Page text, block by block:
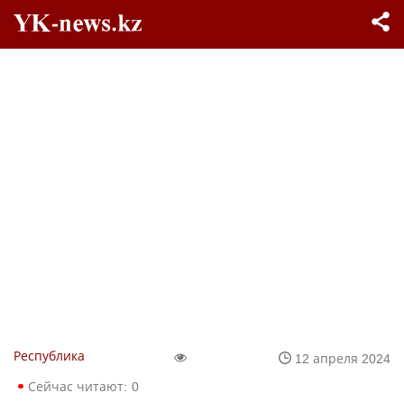
Республика
12 апреля 2024
Сейчас читают: 0